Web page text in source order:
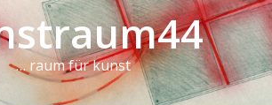
… raum für kunst